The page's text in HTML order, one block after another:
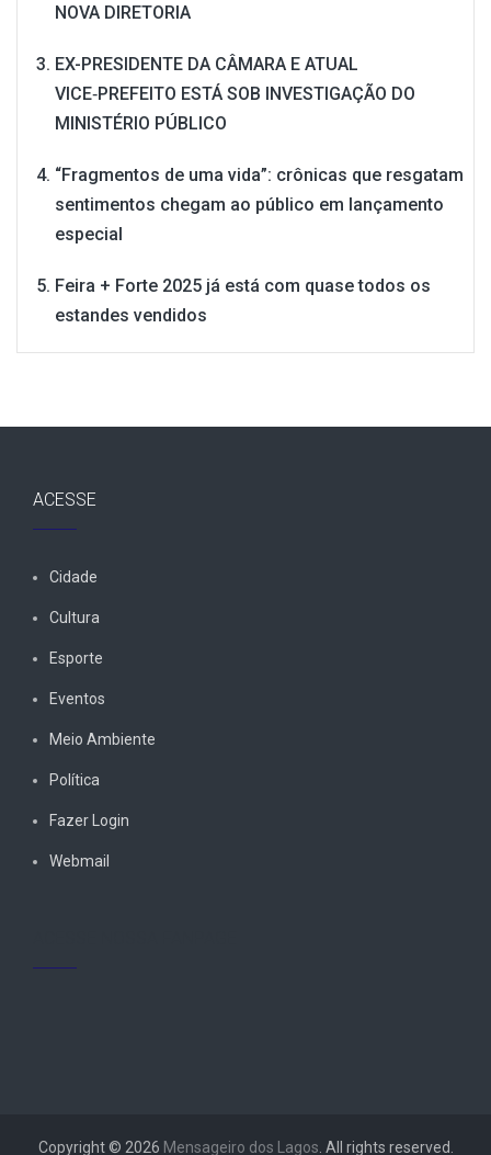
NOVA DIRETORIA
EX-PRESIDENTE DA CÂMARA E ATUAL
VICE‑PREFEITO ESTÁ SOB INVESTIGAÇÃO DO
MINISTÉRIO PÚBLICO
“Fragmentos de uma vida”: crônicas que resgatam
sentimentos chegam ao público em lançamento
especial
Feira + Forte 2025 já está com quase todos os
estandes vendidos
ACESSE
Cidade
Cultura
Esporte
Eventos
Meio Ambiente
Política
Fazer Login
Webmail
Copyright © 2026 Mensageiro dos Lagos. All rights reserved.